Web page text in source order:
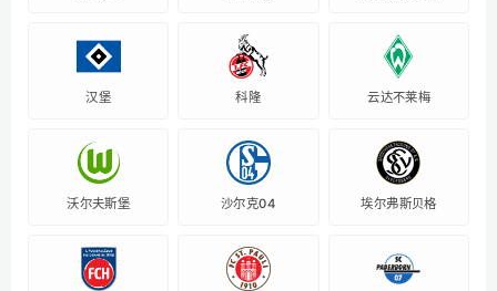
汉堡 科隆 云达不莱梅
沃尔夫斯堡 沙尔克04 埃尔弗斯贝格